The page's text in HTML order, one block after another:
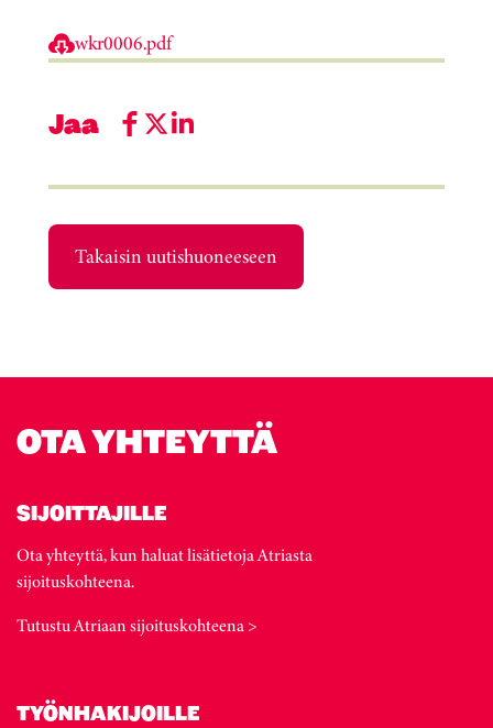
wkr0006.pdf
Jaa
Takaisin uutishuoneeseen
OTA YHTEYTTÄ
SIJOITTAJILLE
Ota yhteyttä, kun haluat lisätietoja Atriasta
sijoituskohteena.
Tutustu Atriaan sijoituskohteena >
TYÖNHAKIJOILLE